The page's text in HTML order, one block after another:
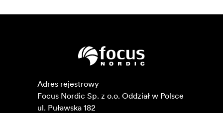
Adres rejestrowy
Focus Nordic Sp. z o.o. Oddział w Polsce
ul. Puławska 182